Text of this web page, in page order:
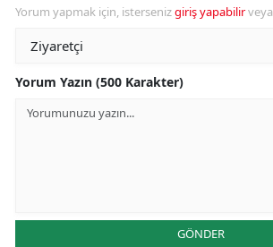
Yorum yapmak için, istersenizgiriş yapabilirveya
Yorum Yazın (500 Karakter)
GÖNDER